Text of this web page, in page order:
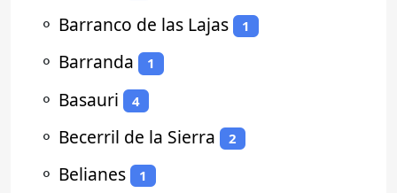
⚬ Barranco de las Lajas 1
⚬ Barranda 1
⚬ Basauri 4
⚬ Becerril de la Sierra 2
⚬ Belianes 1